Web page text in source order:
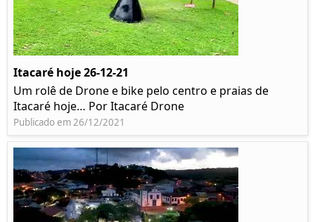
Itacaré hoje 26-12-21
Um rolê de Drone e bike pelo centro e praias de
Itacaré hoje… Por Itacaré Drone
Publicado em 26/12/2021